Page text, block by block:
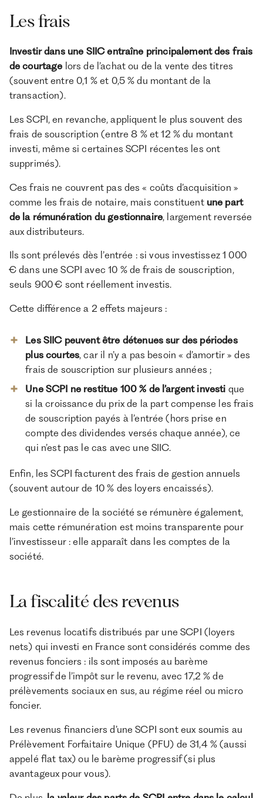
Les frais
Investir dans une SIIC entraîne principalement des frais
de courtage lors de l’achat ou de la vente des titres
(souvent entre 0,1 % et 0,5 % du montant de la
transaction).
Les SCPI, en revanche, appliquent le plus souvent des
frais de souscription (entre 8 % et 12 % du montant
investi, même si certaines SCPI récentes les ont
supprimés).
Ces frais ne couvrent pas des « coûts d’acquisition »
comme les frais de notaire, mais constituent une part
de la rémunération du gestionnaire, largement reversée
aux distributeurs.
Ils sont prélevés dès l’entrée : si vous investissez 1 000
€ dans une SCPI avec 10 % de frais de souscription,
seuls 900 € sont réellement investis.
Cette différence a 2 effets majeurs :
Les SIIC peuvent être détenues sur des périodes
plus courtes, car il n’y a pas besoin « d’amortir » des
frais de souscription sur plusieurs années ;
Une SCPI ne restitue 100 % de l’argent investi que
si la croissance du prix de la part compense les frais
de souscription payés à l’entrée (hors prise en
compte des dividendes versés chaque année), ce
qui n’est pas le cas avec une SIIC.
Enfin, les SCPI facturent des frais de gestion annuels
(souvent autour de 10 % des loyers encaissés).
Le gestionnaire de la société se rémunère également,
mais cette rémunération est moins transparente pour
l’investisseur : elle apparaît dans les comptes de la
société.
La fiscalité des revenus
Les revenus locatifs distribués par une SCPI (loyers
nets) qui investi en France sont considérés comme des
revenus fonciers : ils sont imposés au barème
progressif de l’impôt sur le revenu, avec 17,2 % de
prélèvements sociaux en sus, au régime réel ou micro
foncier.
Les revenus financiers d’une SCPI sont eux soumis au
Prélèvement Forfaitaire Unique (PFU) de 31,4 % (aussi
appelé flat tax) ou le barème progressif (si plus
avantageux pour vous).